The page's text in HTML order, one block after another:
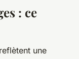
: ce
une